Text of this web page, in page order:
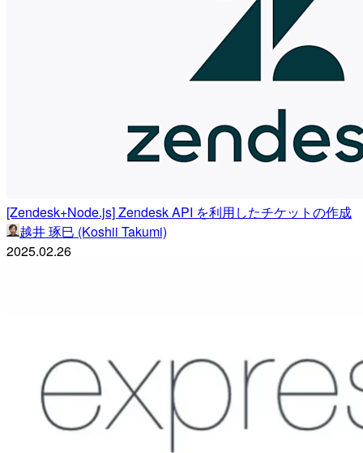
[Zendesk+Node.js] Zendesk API を利用したチケットの作成
越井 琢巳 (Koshii Takumi)
2025.02.26